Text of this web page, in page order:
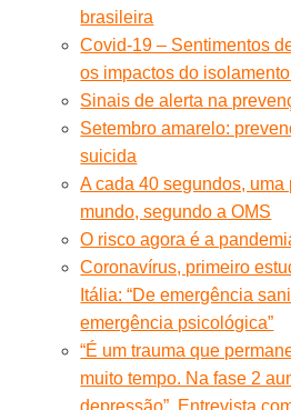
brasileira
Covid-19 – Sentimentos
os impactos do isolamento
Sinais de alerta na
Setembro amarelo:
suicida
A cada 40 segundos,
mundo, segundo a OMS
O risco agora é a
Coronavírus, primeiro
Itália: “De emergência
emergência psicológica”
“É um trauma que
muito tempo. Na fase 2
depressão”. Entrevista